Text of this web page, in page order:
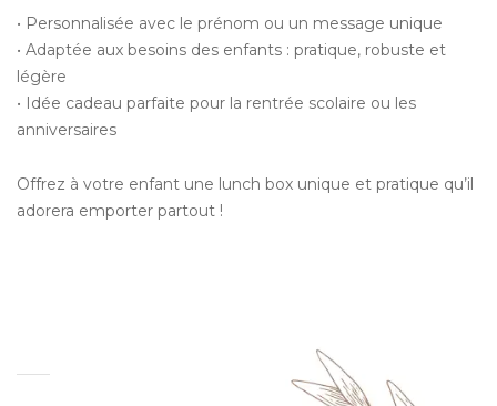
• Personnalisée avec le prénom ou un message unique
• Adaptée aux besoins des enfants : pratique, robuste et
légère
• Idée cadeau parfaite pour la rentrée scolaire ou les
anniversaires
Offrez à votre enfant une lunch box unique et pratique qu’il
adorera emporter partout !